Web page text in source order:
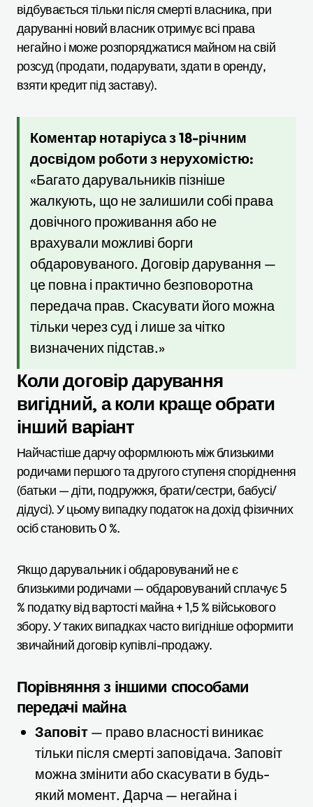
відбувається тільки після смерті власника, при
даруванні новий власник отримує всі права
негайно і може розпоряджатися майном на свій
розсуд (продати, подарувати, здати в оренду,
взяти кредит під заставу).
Коментар нотаріуса з 18-річним
досвідом роботи з нерухомістю:
«Багато дарувальників пізніше
жалкують, що не залишили собі права
довічного проживання або не
врахували можливі борги
обдаровуваного. Договір дарування —
це повна і практично безповоротна
передача прав. Скасувати його можна
тільки через суд і лише за чітко
визначених підстав.»
Коли договір дарування
вигідний, а коли краще обрати
інший варіант
Найчастіше дарчу оформлюють між близькими
родичами першого та другого ступеня споріднення
(батьки — діти, подружжя, брати/сестри, бабусі/
дідусі). У цьому випадку податок на дохід фізичних
осіб становить 0 %.
Якщо дарувальник і обдаровуваний не є
близькими родичами — обдаровуваний сплачує 5
% податку від вартості майна + 1,5 % військового
збору. У таких випадках часто вигідніше оформити
звичайний договір купівлі-продажу.
Порівняння з іншими способами
передачі майна
Заповіт— право власності виникає
тільки після смерті заповідача. Заповіт
можна змінити або скасувати в будь-
який момент. Дарча — негайна і